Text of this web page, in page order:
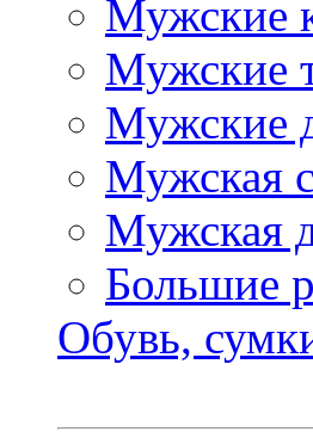
Мужские
Мужские
Мужские
Мужская
Мужская
Большие
Обувь,